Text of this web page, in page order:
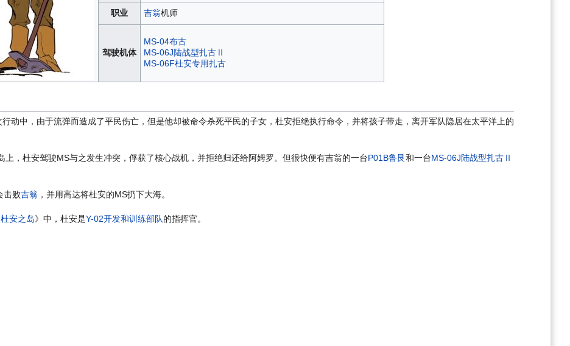
职业 吉翁机师
驾驶机体
MS-04布古
MS-06J陆战型扎古Ⅱ
MS-06F杜安专用扎古
动中，由于流弹而造成了平民伤亡，但是他却被命令杀死平民的子女，杜安拒绝执行命令，并将孩子带走，离开军队隐居在太平洋上的
上，杜安驾驶MS与之发生冲突，俘获了核心战机，并拒绝归还给阿姆罗。但很快便有吉翁的一台P01B鲁艮和一台MS-06J陆战型扎古Ⅱ
击败吉翁 ，并用高达将杜安的MS扔下大海。
安之岛》中，杜安是Y-02开发和训练部队的指挥官。